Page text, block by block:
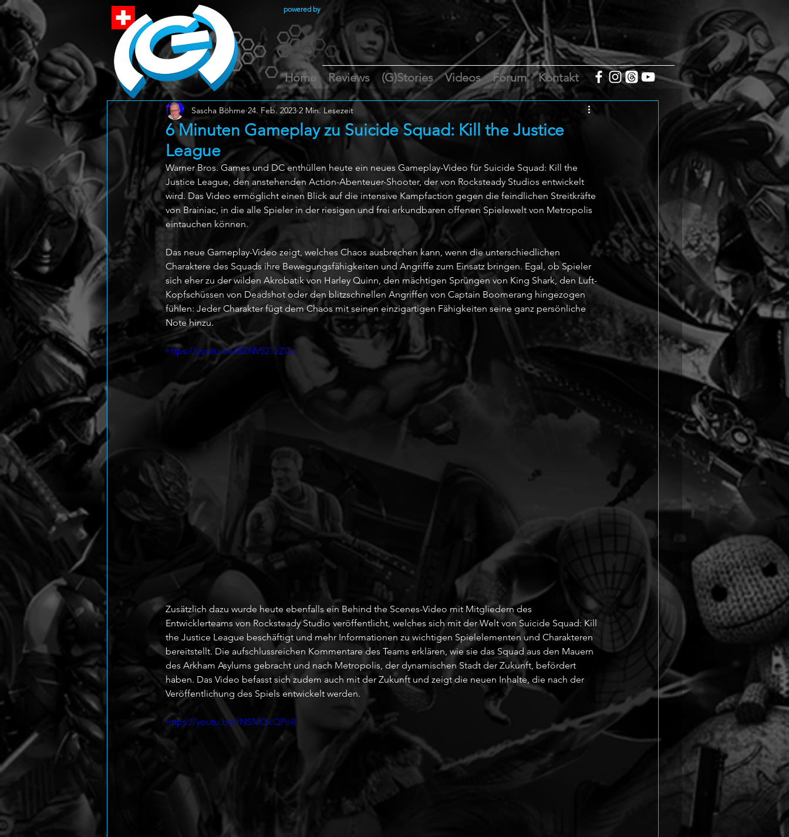
powered by
Home Reviews (G)Stories Videos Forum Kontakt
6 Minuten Gameplay zu Suicide Squad: Kill the Justice
League
Sascha Böhme 24. Feb. 2023 2 Min. Lesezeit
Warner Bros. Games und DC enthüllen heute ein neues Gameplay-Video für Suicide Squad: Kill the
Justice League, den anstehenden Action-Abenteuer-Shooter, der von Rocksteady Studios entwickelt
wird. Das Video ermöglicht einen Blick auf die intensive Kampfaction gegen die feindlichen Streitkräfte
von Brainiac, in die alle Spieler in der riesigen und frei erkundbaren offenen Spielewelt von Metropolis
eintauchen können.
Das neue Gameplay-Video zeigt, welches Chaos ausbrechen kann, wenn die unterschiedlichen
Charaktere des Squads ihre Bewegungsfähigkeiten und Angriffe zum Einsatz bringen. Egal, ob Spieler
sich eher zu der wilden Akrobatik von Harley Quinn, den mächtigen Sprüngen von King Shark, den Luft-
Kopfschüssen von Deadshot oder den blitzschnellen Angriffen von Captain Boomerang hingezogen
fühlen: Jeder Charakter fügt dem Chaos mit seinen einzigartigen Fähigkeiten seine ganz persönliche
Note hinzu.
https://youtu.be/BZNV52TzZCc
Zusätzlich dazu wurde heute ebenfalls ein Behind the Scenes-Video mit Mitgliedern des
Entwicklerteams von Rocksteady Studio veröffentlicht, welches sich mit der Welt von Suicide Squad: Kill
the Justice League beschäftigt und mehr Informationen zu wichtigen Spielelementen und Charakteren
bereitstellt. Die aufschlussreichen Kommentare des Teams erklären, wie sie das Squad aus den Mauern
des Arkham Asylums gebracht und nach Metropolis, der dynamischen Stadt der Zukunft, befördert
haben. Das Video befasst sich zudem auch mit der Zukunft und zeigt die neuen Inhalte, die nach der
Veröffentlichung des Spiels entwickelt werden.
https://youtu.be/fNSMQkQPoII